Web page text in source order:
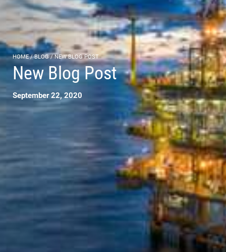
HOME / BLOG / NEW BLOG POST
New Blog Post
September 22, 2020